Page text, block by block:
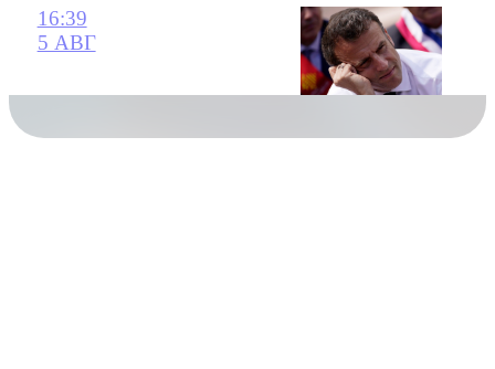
16:39
5 АВГ